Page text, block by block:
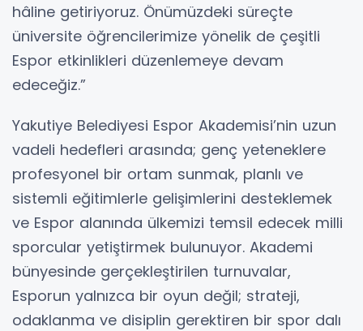
hâline getiriyoruz. Önümüzdeki süreçte
üniversite öğrencilerimize yönelik de çeşitli
Espor etkinlikleri düzenlemeye devam
edeceğiz.”
Yakutiye Belediyesi Espor Akademisi’nin uzun
vadeli hedefleri arasında; genç yeteneklere
profesyonel bir ortam sunmak, planlı ve
sistemli eğitimlerle gelişimlerini desteklemek
ve Espor alanında ülkemizi temsil edecek milli
sporcular yetiştirmek bulunuyor. Akademi
bünyesinde gerçekleştirilen turnuvalar,
Esporun yalnızca bir oyun değil; strateji,
odaklanma ve disiplin gerektiren bir spor dalı